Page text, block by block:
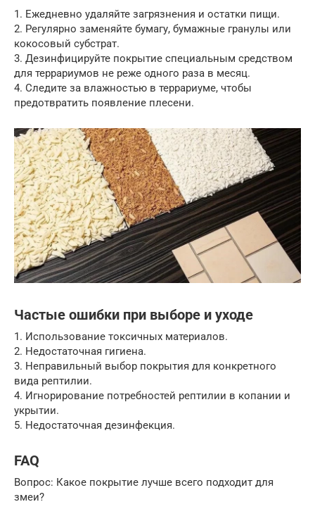
1. Ежедневно удаляйте загрязнения и остатки пищи.
2. Регулярно заменяйте бумагу, бумажные гранулы или
кокосовый субстрат.
3. Дезинфицируйте покрытие специальным средством
для террариумов не реже одного раза в месяц.
4. Следите за влажностью в террариуме, чтобы
предотвратить появление плесени.
Частые ошибки при выборе и уходе
1. Использование токсичных материалов.
2. Недостаточная гигиена.
3. Неправильный выбор покрытия для конкретного
вида рептилии.
4. Игнорирование потребностей рептилии в копании и
укрытии.
5. Недостаточная дезинфекция.
FAQ
Вопрос: Какое покрытие лучше всего подходит для
змеи?